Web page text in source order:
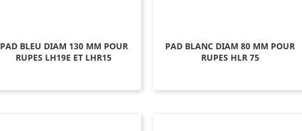
PAD BLEU DIAM 130 MM POUR
RUPES LH19E ET LHR15
PAD BLANC DIAM 80 MM POUR
RUPES HLR 75